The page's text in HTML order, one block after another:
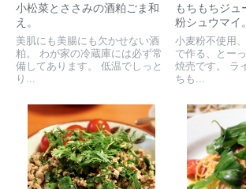
小松菜とささみの酒粕ごま和
え。
美肌にも美腸にも欠かせない酒
粕。 わが家の冷蔵庫には必ず常
備してあります。 低温でしっと
り...
もちもちジュ
粉シュウマイ。
小麦粉不使用
で作る、とー
焼売です。 ラ
ちも...